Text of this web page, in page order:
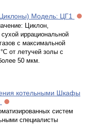
Модель: ЦГ1
Циклон,
иррациональной
с максимальной
от летучей золы с
50 мкм.
котельными Шкафы
систем
специалисты